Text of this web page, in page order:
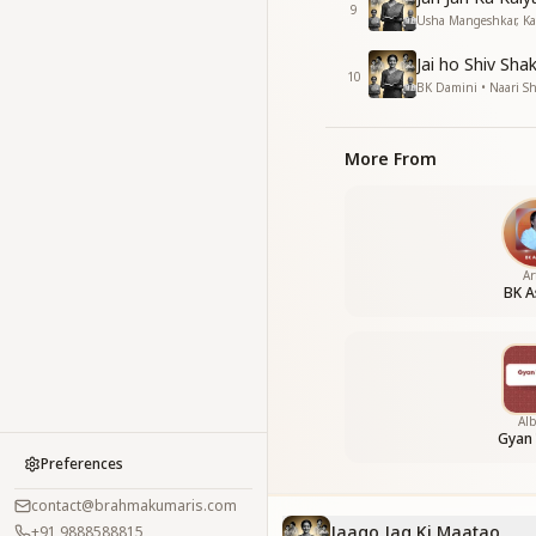
Preferences
contact@brahmakumaris.com
+91 9888588815
करो ललकार ललनाओ
करो ललकार ललनाओ
करो ललकार ललनाओ
कटुता पे काली बनना है
मृदुता का माली बनना है
फिर से हरियाली को लाना है
जगो जग की माताओं
करो ललकार ललनाओ
करो ललकार ललनाओ
करो ललकार ललनाओ
करो ललकार ललनाओ
करो ललकार ललनाओ
करो ललकार ललनाओ
करो ललकार ललनाओ
9
Usha Mangeshkar,
10
Jai ho Shiv
BK Damini • Naari
More From
BK
Gyan
Jaago Jag Ki Maatao